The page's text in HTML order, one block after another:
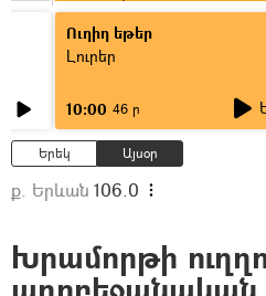
Ուղիղ եթեր
Լուրեր
10:00 46 ր
Երեկ Այսօր
ք. Երևան 106.0
Խրամորթի